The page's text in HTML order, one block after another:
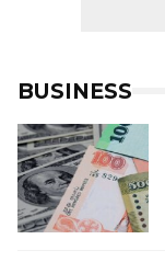
BUSINESS